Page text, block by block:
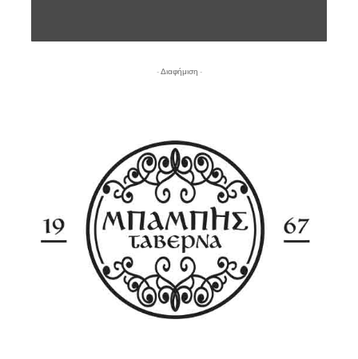
- Διαφήμιση -